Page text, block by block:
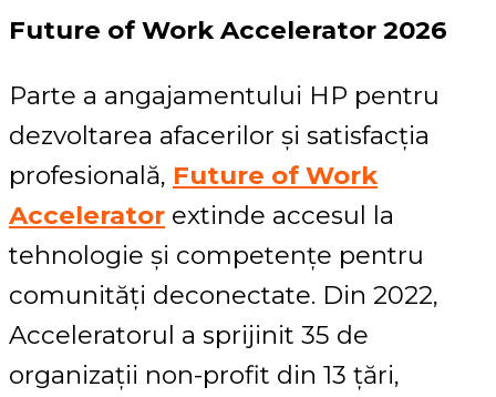
Future of Work Accelerator 2026
Parte a angajamentului HP pentru
dezvoltarea afacerilor și satisfacția
profesională, Future of Work
Accelerator extinde accesul la
tehnologie și competențe pentru
comunități deconectate. Din 2022,
Acceleratorul a sprijinit 35 de
organizații non-profit din 13 țări,